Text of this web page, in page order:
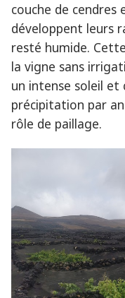
couche de
développent leurs
resté humide.
la vigne sans
un intense soleil
précipitation par
rôle de paillage.